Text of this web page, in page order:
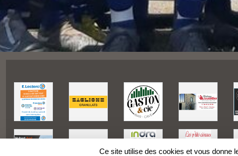
Ce site utilise des cookies et vous donne